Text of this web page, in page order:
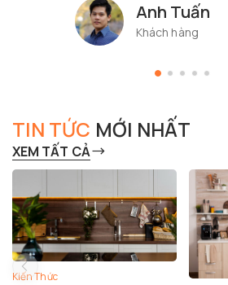
Anh Tuấn
Khách hàng
TIN TỨC MỚI NHẤT
XEM TẤT CẢ
Kiến Thức